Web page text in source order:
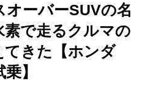
ーバーSUVの名
素で走るクルマの
てきた【ホンダ
】